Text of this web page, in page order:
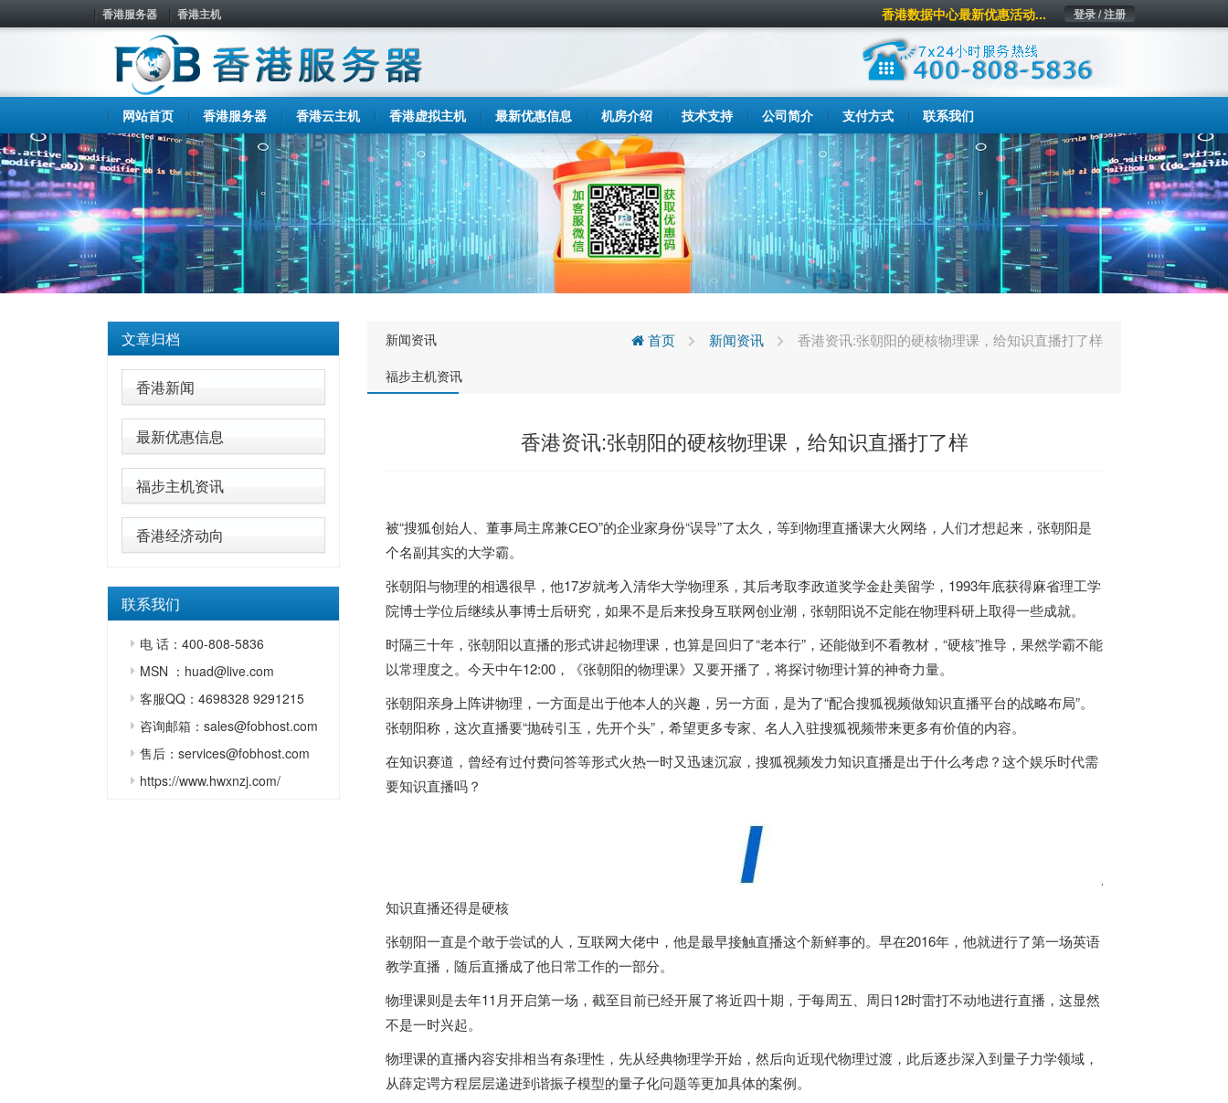
香港服务器 香港主机 登录 / 注册
香港数据中心最新优惠活动...
网站首页 香港服务器 香港云主机 香港虚拟主机 最新优惠信息 机房介绍 技术支持 公司简介 支付方式 联系我们
文章归档
香港新闻
最新优惠信息
福步主机资讯
香港经济动向
联系我们
电 话：400-808-5836
MSN ：huad@live.com
客服QQ：4698328 9291215
咨询邮箱：sales@fobhost.com
售后：services@fobhost.com
https://www.hwxnzj.com/
新闻资讯
福步主机资讯
首页 新闻资讯 香港资讯:张朝阳的硬核物理课，给知识直播打了样
香港资讯:张朝阳的硬核物理课，给知识直播打了样
被“搜狐创始人、董事局主席兼CEO”的企业家身份“误导”了太久，等到物理直播课大火网络，人们才想起来，张朝阳是
个名副其实的大学霸。
张朝阳与物理的相遇很早，他17岁就考入清华大学物理系，其后考取李政道奖学金赴美留学，1993年底获得麻省理工学
院博士学位后继续从事博士后研究，如果不是后来投身互联网创业潮，张朝阳说不定能在物理科研上取得一些成就。
时隔三十年，张朝阳以直播的形式讲起物理课，也算是回归了“老本行”，还能做到不看教材，“硬核”推导，果然学霸不能
以常理度之。今天中午12:00，《张朝阳的物理课》又要开播了，将探讨物理计算的神奇力量。
张朝阳亲身上阵讲物理，一方面是出于他本人的兴趣，另一方面，是为了“配合搜狐视频做知识直播平台的战略布局”。
张朝阳称，这次直播要“抛砖引玉，先开个头”，希望更多专家、名人入驻搜狐视频带来更多有价值的内容。
在知识赛道，曾经有过付费问答等形式火热一时又迅速沉寂，搜狐视频发力知识直播是出于什么考虑？这个娱乐时代需
要知识直播吗？
知识直播还得是硬核
张朝阳一直是个敢于尝试的人，互联网大佬中，他是最早接触直播这个新鲜事的。早在2016年，他就进行了第一场英语
教学直播，随后直播成了他日常工作的一部分。
物理课则是去年11月开启第一场，截至目前已经开展了将近四十期，于每周五、周日12时雷打不动地进行直播，这显然
不是一时兴起。
物理课的直播内容安排相当有条理性，先从经典物理学开始，然后向近现代物理过渡，此后逐步深入到量子力学领域，
从薛定谔方程层层递进到谐振子模型的量子化问题等更加具体的案例。